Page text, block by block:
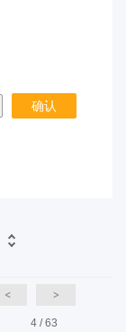
确认
4 / 63